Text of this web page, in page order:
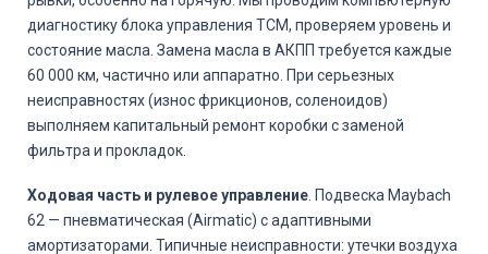
диагностику блока управления TCM, проверяем уровень и
состояние масла. Замена масла в АКПП требуется каждые
60 000 км, частично или аппаратно. При серьезных
неисправностях (износ фрикционов, соленоидов)
выполняем капитальный ремонт коробки с заменой
фильтра и прокладок.
Ходовая часть и рулевое управление . Подвеска Maybach
62 — пневматическая (Airmatic) с адаптивными
амортизаторами. Типичные неисправности: утечки воздуха